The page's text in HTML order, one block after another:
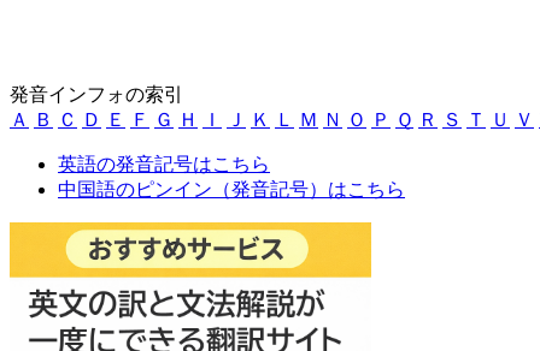
発音インフォの索引
Ａ
Ｂ Ｃ Ｄ Ｅ Ｆ Ｇ Ｈ Ｉ Ｊ Ｋ Ｌ Ｍ Ｎ Ｏ Ｐ Ｑ Ｒ Ｓ Ｔ Ｕ Ｖ
英語の発音記号はこちら
中国語のピンイン（発音記号）はこちら